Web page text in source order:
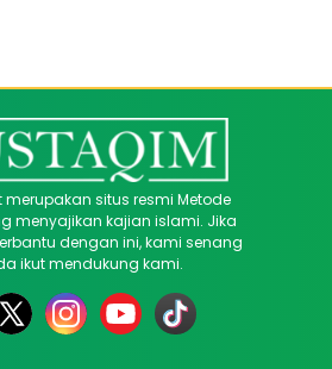
situs resmi Metode
menyajikan kajian islami. Jika
dengan ini, kami senang
ikut mendukung kami.